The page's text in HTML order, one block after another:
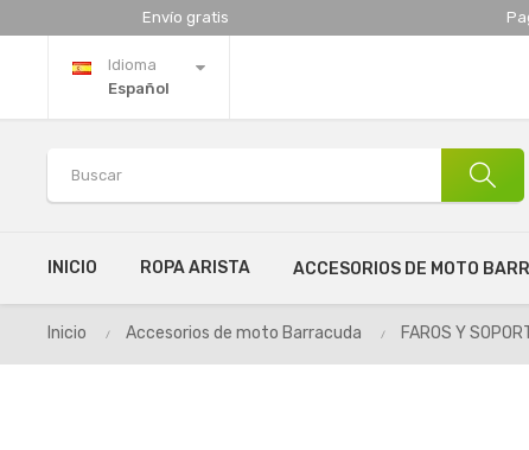
Envío gratis
Idioma
Español
INICIO ROPA ARISTA ACCESORIOS DE MOTO
Inicio Accesorios de moto Barracuda FAROS Y